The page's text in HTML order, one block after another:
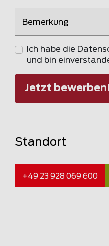
Bemerkung
Ich habe die
und bin
Jetzt bewerben!
Standort
+49 23 928 069 600